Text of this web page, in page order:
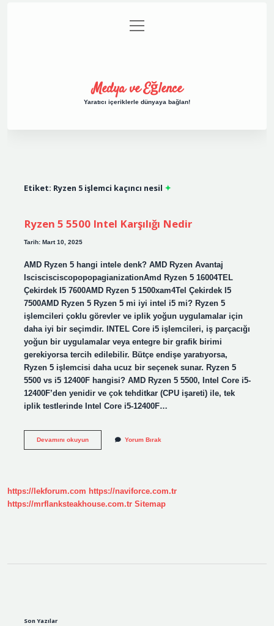
Gizlilik Politikası
menüyü
aç
Medya ve Eğlence
Yaratıcı içeriklerle dünyaya bağlan!
Etiket: Ryzen 5 işlemci kaçıncı nesil
Ryzen 5 5500 Intel Karşılığı Nedir
Tarih: Mart 10, 2025
AMD Ryzen 5 hangi intele denk? AMD Ryzen Avantaj
IsciscisciscopopopagianizationAmd Ryzen 5 16004TEL
Çekirdek I5 7600AMD Ryzen 5 1500xam4Tel Çekirdek I5
7500AMD Ryzen 5 Ryzen 5 mi iyi intel i5 mi? Ryzen 5
işlemcileri çoklu görevler ve iplik yoğun uygulamalar için
daha iyi bir seçimdir. INTEL Core i5 işlemcileri, iş parçacığı
yoğun bir uygulamalar veya entegre bir grafik birimi
gerekiyorsa tercih edilebilir. Bütçe endişe yaratıyorsa,
Ryzen 5 işlemcisi daha ucuz bir seçenek sunar. Ryzen 5
5500 vs i5 12400F hangisi? AMD Ryzen 5 5500, Intel Core i5-
12400F’den yenidir ve çok tehditkar (CPU işareti) ile, tek
iplik testlerinde Intel Core i5-12400F…
Devamını okuyunRyzen
Yorum Bırak
https://lekforum.com https://naviforce.com.tr
https://mrflanksteakhouse.com.tr Sitemap
Son Yazılar